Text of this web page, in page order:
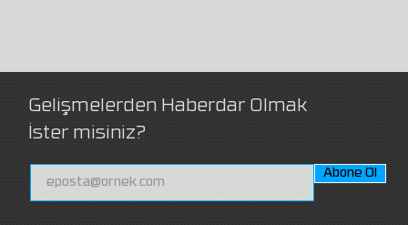
Gelişmelerden Haberdar Olmak
İster misiniz?
Abone Ol